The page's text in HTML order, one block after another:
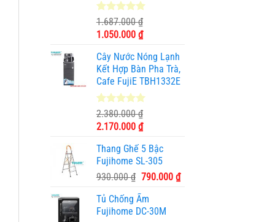
5.00trên 5
dựa trên
1
đánh giá
1.687.000₫
Giá
là:
1.687.000 ₫.
1.050.000 ₫Giá
tại
là:
1.050.000 ₫.
Cây Nước Nóng Lạnh
Kết Hợp Bàn Pha Trà,
Cafe FujiE TBH1332E
5.00trên 5
dựa trên
11
đánh giá
2.380.000₫
Giá
là:
2.380.000 ₫.
2.170.000 ₫Giá
tại
là:
2.170.000 ₫.
Thang Ghế 5 Bậc
Fujihome SL-305
930.000₫ Giá
là:
930.000 ₫.
790.000 ₫Giá
Tủ Chống Ẩm
Fujihome DC-30M